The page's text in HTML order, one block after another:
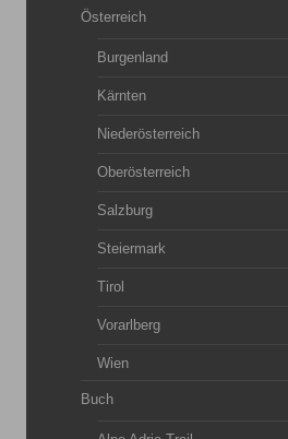
Österreich
Burgenland
Kärnten
Niederösterreich
Oberösterreich
Salzburg
Steiermark
Tirol
Vorarlberg
Wien
Buch